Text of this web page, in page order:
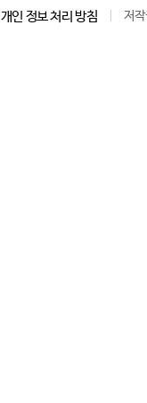
개인 정보 처리 방침 저